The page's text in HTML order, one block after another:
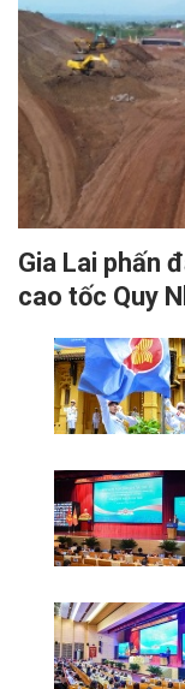
Gia Lai phấn
cao tốc Quy